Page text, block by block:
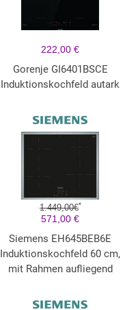
222,00 €
Gorenje GI6401BSCE
Induktionskochfeld autark
1.449,00€*
571,00 €
Siemens EH645BEB6E
Induktionskochfeld 60 cm,
mit Rahmen aufliegend